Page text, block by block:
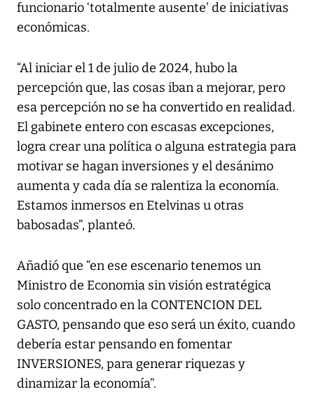
funcionario ‘totalmente ausente’ de iniciativas
económicas.
“Al iniciar el 1 de julio de 2024, hubo la
percepción que, las cosas iban a mejorar, pero
esa percepción no se ha convertido en realidad.
El gabinete entero con escasas excepciones,
logra crear una política o alguna estrategia para
motivar se hagan inversiones y el desánimo
aumenta y cada día se ralentiza la economía.
Estamos inmersos en Etelvinas u otras
babosadas”, planteó.
Añadió que “en ese escenario tenemos un
Ministro de Economia sin visión estratégica
solo concentrado en la CONTENCION DEL
GASTO, pensando que eso será un éxito, cuando
debería estar pensando en fomentar
INVERSIONES, para generar riquezas y
dinamizar la economía”.